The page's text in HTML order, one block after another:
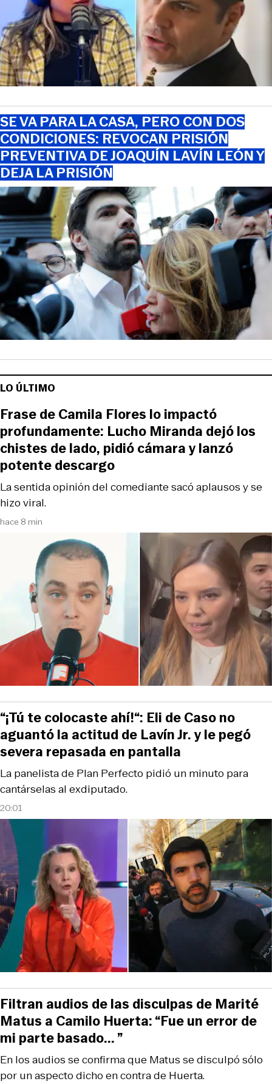
SE VA PARA LA CASA, PERO CON DOS
CONDICIONES: REVOCAN PRISIÓN
PREVENTIVA DE JOAQUÍN LAVÍN LEÓN Y
DEJA LA PRISIÓN
LO ÚLTIMO
hace 8 min
La sentida opinión del comediante sacó aplausos y se
hizo viral.
Frase de Camila Flores lo impactó
profundamente: Lucho Miranda dejó los
chistes de lado, pidió cámara y lanzó
potente descargo
20:01
La panelista de Plan Perfecto pidió un minuto para
cantárselas al exdiputado.
“¡Tú te colocaste ahí!“: Eli de Caso no
aguantó la actitud de Lavín Jr. y le pegó
severa repasada en pantalla
En los audios se confirma que Matus se disculpó sólo
por un aspecto dicho en contra de Huerta.
Filtran audios de las disculpas de Marité
Matus a Camilo Huerta: “Fue un error de
mi parte basado... ”